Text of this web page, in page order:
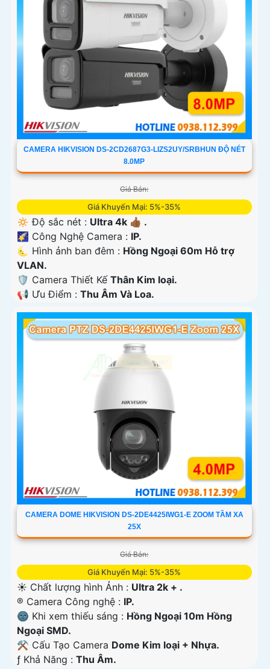
CAMERA HIKVISION DS-2CD2687G3-LIZS2UY/SRBHUN ĐỘ NÉT
8.0MP
Giá Bán:
Giá Khuyến Mại: 5%-35%
🔅 Độ sắc nét : Ultra 4k 👍🏾 .
🌠 Công Nghệ Camera : IP.
🌜 Hình ảnh ban đêm : Hồng Ngoại 60m Hỗ trợ
VLAN.
🛡 Camera Thiết Kế Thân Kim loại.
️📢 Ưu Điểm : Thu Âm Và Loa.
CAMERA DOME HIKVISION DS-2DE4425IWG1-E ZOOM TẦM XA
25X
Giá Bán:
Giá Khuyến Mại: 5%-35%
☀️ Chất lượng hình Ảnh : Ultra 2k + .
®️ Camera Công nghệ : IP.
🌚 Khi xem thiếu sáng : Hồng Ngoại 10m Hồng
Ngoại SMD.
⚒ Cấu Tạo Camera Dome Kim loại + Nhựa.
️ƒ Khả Năng : Thu Âm.